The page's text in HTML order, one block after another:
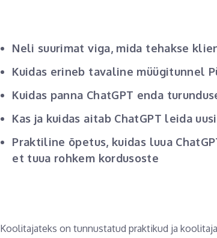
Neli suurimat viga, mida tehakse
Kuidas erineb tavaline müügitunnel
Kuidas panna ChatGPT enda
Kas ja kuidas aitab ChatGPT leida
Praktiline õpetus, kuidas luua
et tuua rohkem kordusoste
Koolitajateks on tunnustatud praktikud ja